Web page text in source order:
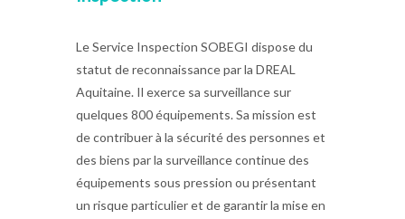
Le Service Inspection SOBEGI dispose du
statut de reconnaissance par la DREAL
Aquitaine. Il exerce sa surveillance sur
quelques 800 équipements. Sa mission est
de contribuer à la sécurité des personnes et
des biens par la surveillance continue des
équipements sous pression ou présentant
un risque particulier et de garantir la mise en